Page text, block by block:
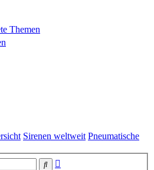
Themen
Sirenen weltweit Pneumatische
Suche